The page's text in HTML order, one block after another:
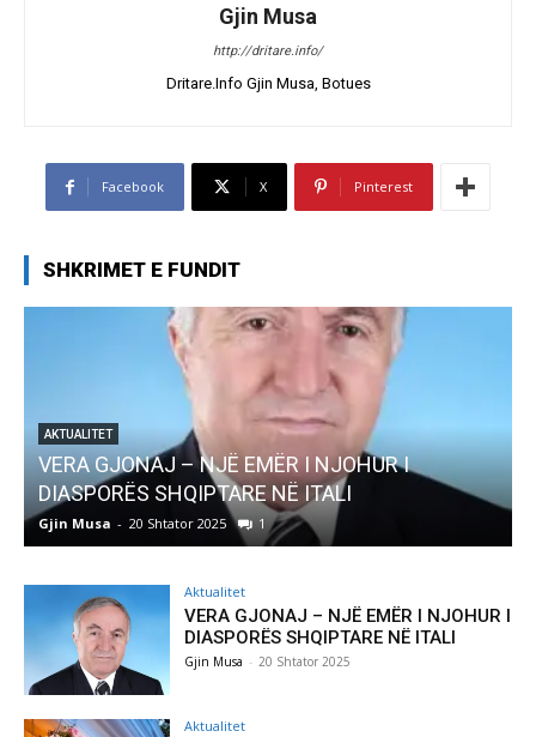
Gjin Musa
http://dritare.info/
Dritare.Info Gjin Musa, Botues
Facebook X Pinterest
SHKRIMET E FUNDIT
I
AKTUALITET
Pregaditi Gjin Musa-Rome- Shtator
Gjin Musa 8 Shtator 2025
Aktualitet
VERA GJONAJ – NJË EMËR I NJOHUR I
DIASPORËS SHQIPTARE NË ITALI
Gjin Musa - 20 Shtator 2025
Aktualitet